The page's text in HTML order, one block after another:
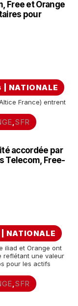
Free et Orange
pour
NATIONALE
France) entrent
,SFR
accordée par
Telecom, Free-
NATIONALE
iliad et Orange ont
reflétant une valeur
pour les actifs
,SFR